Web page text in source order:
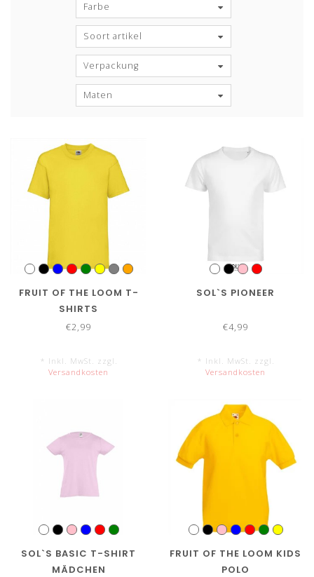
Farbe
Soort artikel
Verpackung
Maten
FRUIT OF THE LOOM T-
SHIRTS
€2,99
* Inkl. MwSt. zzgl.
Versandkosten
SOL`S PIONEER
€4,99
* Inkl. MwSt. zzgl.
Versandkosten
SOL`S BASIC T-SHIRT
MÄDCHEN
FRUIT OF THE LOOM KIDS
POLO